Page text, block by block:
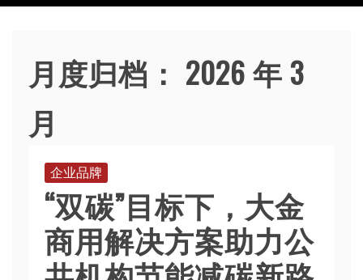
月度归档： 2026 年 3
月
企业品牌
“双碳”目标下，大金
商用解决方案助力公